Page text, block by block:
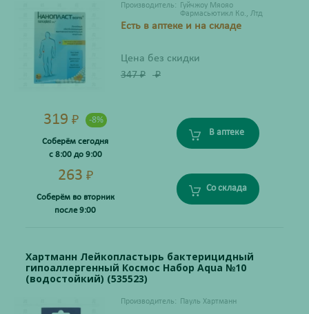
Производитель:
Гуйчжоу Мяояо
Фармасьютикл Ко., Лтд
Есть в аптеке и на складе
Цена без скидки
347₽ ₽
319 ₽ -8%
Соберём сегодня
с 8:00 до 9:00
В аптеке
263 ₽
Соберём во вторник
после 9:00
Со склада
Хартманн Лейкопластырь бактерицидный
гипоаллергенный Космос Набор Aqua №10
(водостойкий) (535523)
Производитель: Пауль Хартманн